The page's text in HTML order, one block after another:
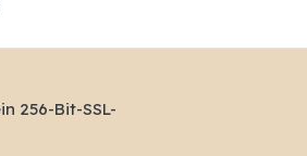
256-Bit-SSL-